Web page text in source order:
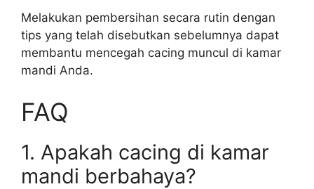
Melakukan pembersihan secara rutin dengan
tips yang telah disebutkan sebelumnya dapat
membantu mencegah cacing muncul di kamar
mandi Anda.
FAQ
1. Apakah cacing di kamar
mandi berbahaya?